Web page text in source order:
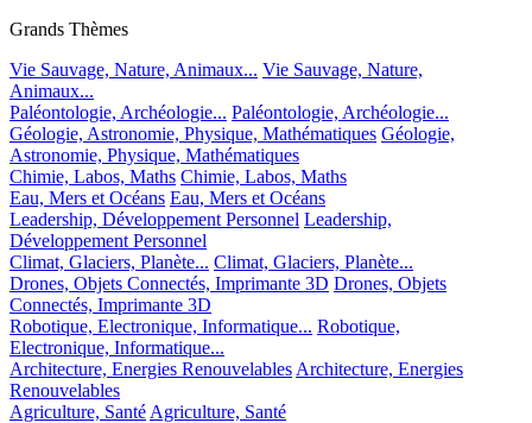
Grands Thèmes
Vie Sauvage, Nature, Animaux... Vie Sauvage, Nature,
Animaux...
Paléontologie, Archéologie... Paléontologie, Archéologie...
Géologie, Astronomie, Physique, Mathématiques Géologie,
Astronomie, Physique, Mathématiques
Chimie, Labos, Maths Chimie, Labos, Maths
Eau, Mers et Océans Eau, Mers et Océans
Leadership, Développement Personnel Leadership,
Développement Personnel
Climat, Glaciers, Planète... Climat, Glaciers, Planète...
Drones, Objets Connectés, Imprimante 3D Drones, Objets
Connectés, Imprimante 3D
Robotique, Electronique, Informatique... Robotique,
Electronique, Informatique...
Architecture, Energies Renouvelables Architecture, Energies
Renouvelables
Agriculture, Santé Agriculture, Santé